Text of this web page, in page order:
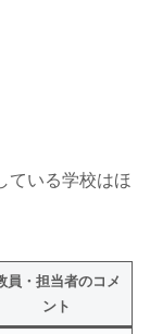
ている学校はほ
員・担当者のコメ
ント